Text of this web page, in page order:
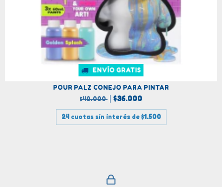
ENVÍO GRATIS
POUR PALZ CONEJO PARA PINTAR
$40.000
$36.000
24 cuotas sin interés de $1.500